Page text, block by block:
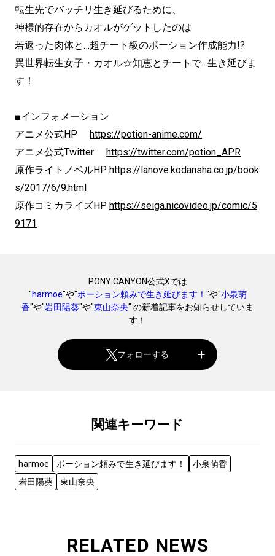
転生先でバッチリ生き延びるために、
神様的存在からカオルがゲットしたのは
若返った肉体と…超チート級のポーション作成能力!?
異世界転生女子・カオル☆知恵とチートで…生き延びま
す！
■インフォメーション
アニメ公式HP https://potion-anime.com/
アニメ公式Twitter https://twitter.com/potion_APR
原作ライトノベルHP https://lanove.kodansha.co.jp/book
s/2017/6/9.html
原作コミカライズHP https://seiga.nicovideo.jp/comic/5
9171
PONY CANYON公式Xでは
"harmoe"や"ポーション頼みで生き延びます！ "や"小泉萌
香"や"岩田陽葵"や"東山奈央" の新着記事をお知らせしていま
す！
フォローする
関連キーワード
harmoe ポーション頼みで生き延びます！
小泉萌香
岩田陽葵
東山奈央
RELATED NEWS